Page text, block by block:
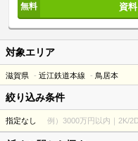
資
対象エリア
滋賀県 近江鉄道本線 鳥居本
絞り込み条件
指定なし 例）3000万円以内｜2K/